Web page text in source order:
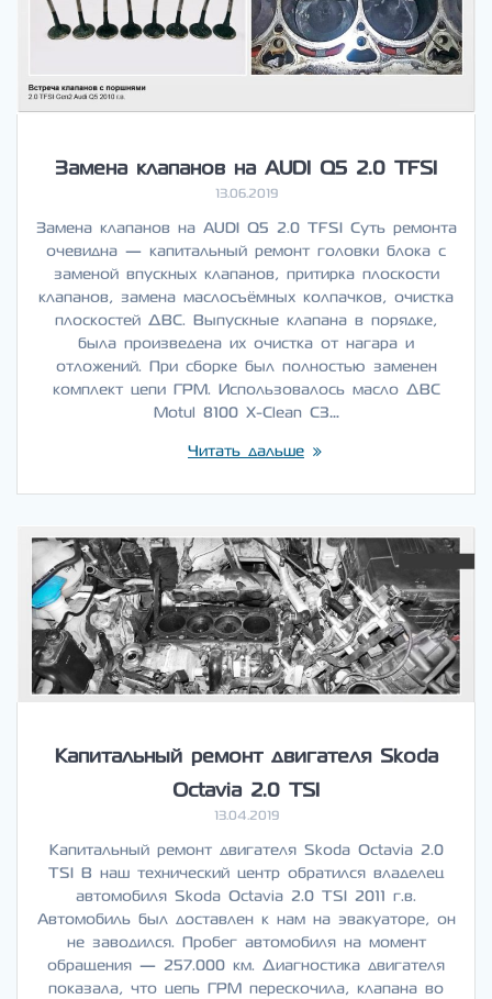
Замена клапанов на AUDI Q5 2.0 TFSI
13.06.2019
Замена клапанов на AUDI Q5 2.0 TFSI Суть ремонта
очевидна — капитальный ремонт головки блока с
заменой впускных клапанов, притирка плоскости
клапанов, замена маслосъёмных колпачков, очистка
плоскостей ДВС. Выпускные клапана в порядке,
была произведена их очистка от нагара и
отложений. При сборке был полностью заменен
комплект цепи ГРМ. Использовалось масло ДВС
Motul 8100 X-Clean C3…
Читать дальше
Капитальный ремонт двигателя Skoda
Octavia 2.0 TSI
13.04.2019
Капитальный ремонт двигателя Skoda Octavia 2.0
TSI В наш технический центр обратился владелец
автомобиля Skoda Octavia 2.0 TSI 2011 г.в.
Автомобиль был доставлен к нам на эвакуаторе, он
не заводился. Пробег автомобиля на момент
обращения — 257.000 км. Диагностика двигателя
показала, что цепь ГРМ перескочила, клапана во